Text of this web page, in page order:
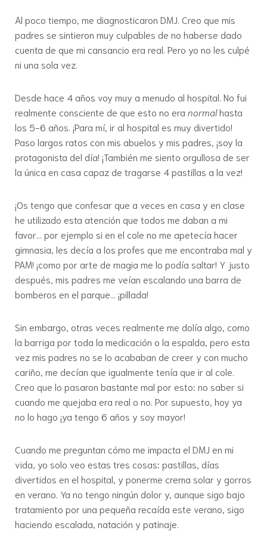
Al poco tiempo, me diagnosticaron DMJ. Creo que mis
padres se sintieron muy culpables de no haberse dado
cuenta de que mi cansancio era real. Pero yo no les culpé
ni una sola vez.
Desde hace 4 años voy muy a menudo al hospital. No fui
realmente consciente de que esto no era normalhasta
los 5-6 años. ¡Para mí, ir al hospital es muy divertido!
Paso largos ratos con mis abuelos y mis padres, ¡soy la
protagonista del día! ¡También me siento orgullosa de ser
la única en casa capaz de tragarse 4 pastillas a la vez!
¡Os tengo que confesar que a veces en casa y en clase
he utilizado esta atención que todos me daban a mi
favor… por ejemplo si en el cole no me apetecía hacer
gimnasia, les decía a los profes que me encontraba mal y
PAM! ¡como por arte de magia me lo podía saltar! Y justo
después, mis padres me veían escalando una barra de
bomberos en el parque… ¡pillada!
Sin embargo, otras veces realmente me dolía algo, como
la barriga por toda la medicación o la espalda, pero esta
vez mis padres no se lo acababan de creer y con mucho
cariño, me decían que igualmente tenía que ir al cole.
Creo que lo pasaron bastante mal por esto: no saber si
cuando me quejaba era real o no. Por supuesto, hoy ya
no lo hago ¡ya tengo 6 años y soy mayor!
Cuando me preguntan cómo me impacta el DMJ en mi
vida, yo solo veo estas tres cosas: pastillas, días
divertidos en el hospital, y ponerme crema solar y gorros
en verano. Ya no tengo ningún dolor y, aunque sigo bajo
tratamiento por una pequeña recaída este verano, sigo
haciendo escalada, natación y patinaje.